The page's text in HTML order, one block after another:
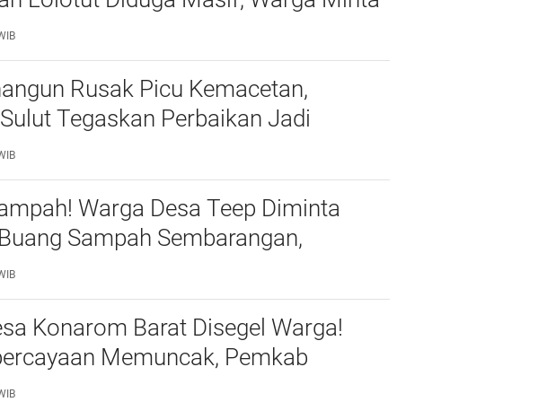
Tipidter Turun Tangan
Rusak Picu Kemacetan,
Tegaskan Perbaikan Jadi
BPJN
Warga Desa Teep Diminta
Sampah Sembarangan,
Lingkungan Jadi Sorotan
Konarom Barat Disegel Warga!
Memuncak, Pemkab
Copot Sangadi dan Usut